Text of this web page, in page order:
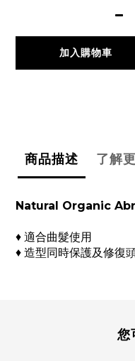
加入購物車
商品描述 了解
Natural Organic
♦ 適合曲髮使用
♦ 造型同時保護及修復
您